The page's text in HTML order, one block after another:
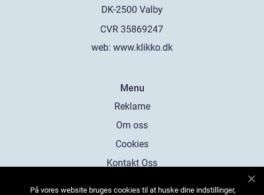
web: www.klikko.dk
Menu
Reklame
Om oss
Cookies
Kontakt Oss
På vores website bruges cookies til at huske dine indstillinger,